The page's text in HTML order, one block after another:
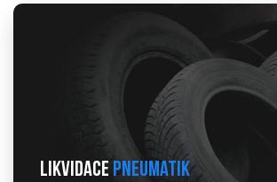
Likvidace pneumatik